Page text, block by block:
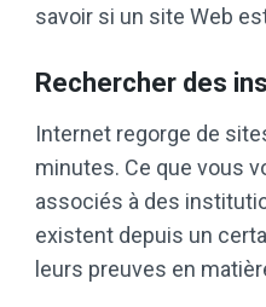
savoir si un site Web
Rechercher des
Internet regorge de
minutes. Ce que vous
associés à des
existent depuis un
leurs preuves en